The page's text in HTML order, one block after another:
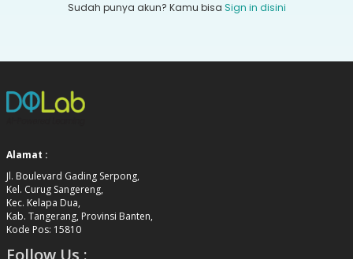
Sudah punya akun? Kamu bisa Sign in disini
Alamat :
Jl. Boulevard Gading Serpong,
Kel. Curug Sangereng,
Kec. Kelapa Dua,
Kab. Tangerang, Provinsi Banten,
Kode Pos: 15810